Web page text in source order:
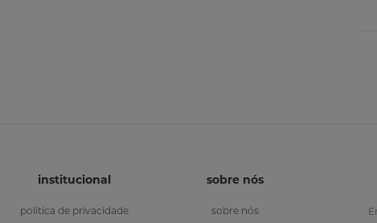
institucional
política de privacidade
sobre nós
sobre nós